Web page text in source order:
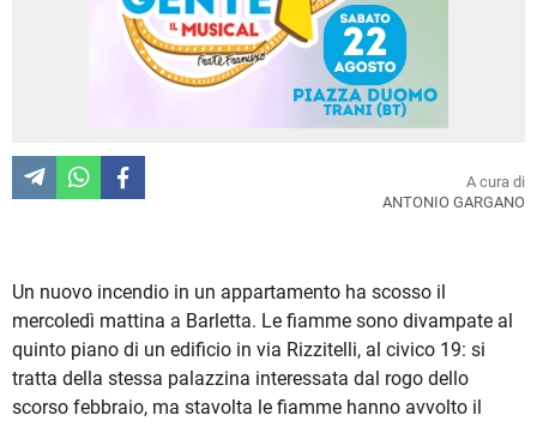
A cura di
ANTONIO GARGANO
Un nuovo incendio in un appartamento ha scosso il
mercoledì mattina a Barletta. Le fiamme sono divampate al
quinto piano di un edificio in via Rizzitelli, al civico 19: si
tratta della stessa palazzina interessata dal rogo dello
scorso febbraio, ma stavolta le fiamme hanno avvolto il